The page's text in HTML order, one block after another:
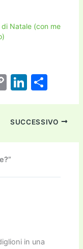
Natale (con me
C
p
y
Li
n
k
Li
k
e
dI
n
di
vi
SUCCESSIVO
in una